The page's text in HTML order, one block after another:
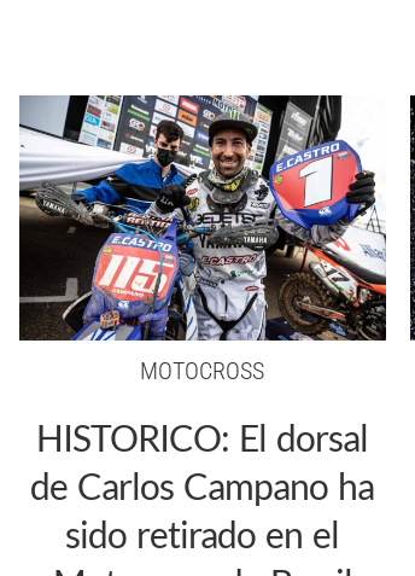
MOTOCROSS
HISTORICO: El dorsal
de Carlos Campano ha
sido retirado en el